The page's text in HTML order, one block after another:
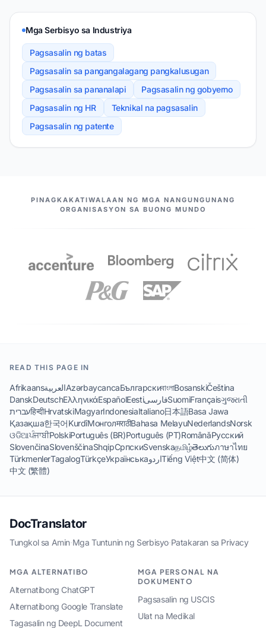
Mga Serbisyo sa Industriya
Pagsasalin ng batas
Pagsasalin sa pangangalagang pangkalusugan
Pagsasalin sa pananalapi
Pagsasalin ng gobyerno
Pagsasalin ng HR
Teknikal na pagsasalin
Pagsasalin ng patente
ANG AMING MGA KASOSYO
PINAGKAKATIWALAAN NG MGA NANGUNGUNANG
ORGANISASYON SA BUONG MUNDO
READ THIS PAGE IN
AfrikaansالعربيةAzərbaycancaБългарскиবাংলাBosanskiČeština
DanskDeutschΕλληνικάEspañolEestiفارسیSuomiFrançaisગુજરાતી
עבריתहिन्दीHrvatskiMagyarIndonesiaItaliano日本語Basa Jawa
Қазақша한국어KurdîМонголमराठीBahasa MelayuNederlandsNorsk
ଓଡିଆਪੰਜਾਬੀPolskiPortuguês (BR)Português (PT)RomânăРусский
SlovenčinaSlovenščinaShqipСрпскиSvenskaதமிழ்తెలుగుภาษาไทย
TürkmenlerTagalogTürkçeУкраїнськаاردوTiếng Việt中文 (简体)
中文 (繁體)
DocTranslator
Tungkol sa Amin·Mga Tuntunin ng Serbisyo·Patakaran sa Privacy
MGA ALTERNATIBO
Alternatibong ChatGPT
Alternatibong Google Translate
Tagasalin ng DeepL Document
MGA PERSONAL NA
DOKUMENTO
Pagsasalin ng USCIS
Ulat na Medikal